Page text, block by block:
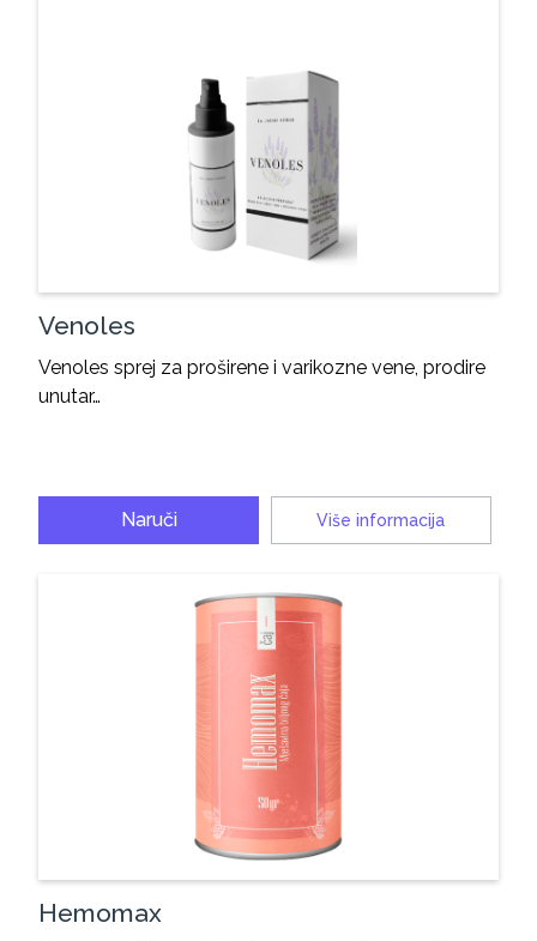
Venoles
Venoles sprej za proširene i varikozne vene, prodire
unutar…
Naruči Više informacija
Hemomax